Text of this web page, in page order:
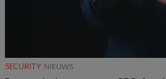
SECURITY NIEUWS